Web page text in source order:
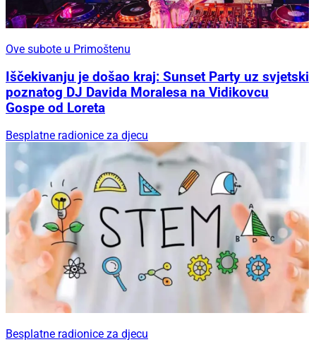
Ove subote u Primoštenu
Iščekivanju je došao kraj: Sunset Party uz svjetski
poznatog DJ Davida Moralesa na Vidikovcu
Gospe od Loreta
Besplatne radionice za djecu
Besplatne radionice za djecu